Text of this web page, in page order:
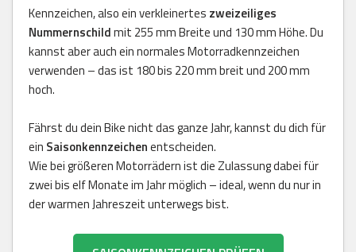
Kennzeichen, also ein verkleinertes zweizeiliges
Nummernschildmit 255 mm Breite und 130 mm Höhe. Du
kannst aber auch ein normales Motorradkennzeichen
verwenden – das ist 180 bis 220 mm breit und 200 mm
hoch.
Fährst du dein Bike nicht das ganze Jahr, kannst du dich für
ein Saisonkennzeichenentscheiden.
Wie bei größeren Motorrädern ist die Zulassung dabei für
zwei bis elf Monate im Jahr möglich – ideal, wenn du nur in
der warmen Jahreszeit unterwegs bist.